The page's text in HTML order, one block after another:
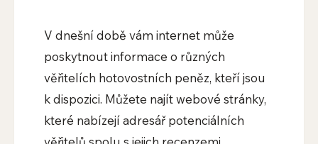
V dnešní době vám internet může
poskytnout informace o různých
věřitelích hotovostních peněz, kteří jsou
k dispozici. Můžete najít webové stránky,
které nabízejí adresář potenciálních